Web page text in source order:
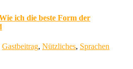
ich die beste Form der
Gastbeitrag, Nützliches, Sprachen